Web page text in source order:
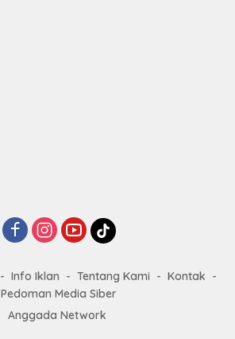
Info Iklan Tentang Kami
Kontak
Pedoman Media Siber
Anggada Network